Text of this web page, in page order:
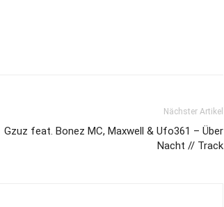
Nächster Artikel
Gzuz feat. Bonez MC, Maxwell & Ufo361 – Über
Nacht // Track